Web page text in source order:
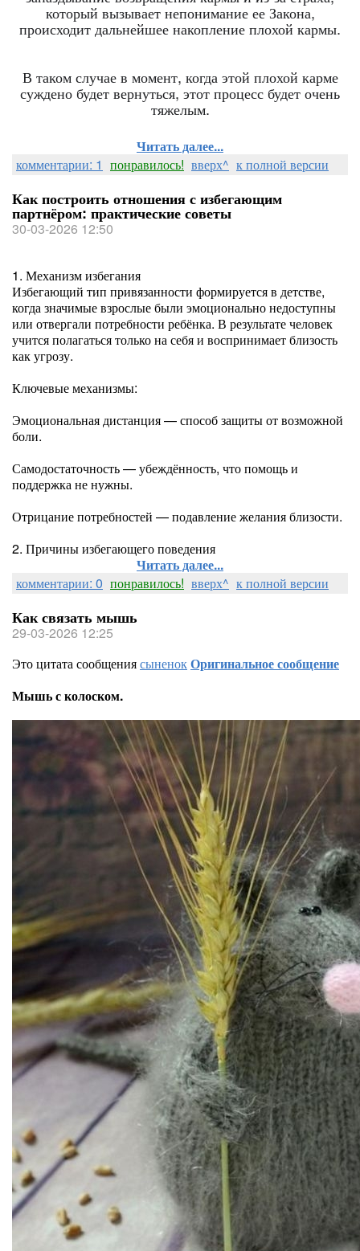
который вызывает непонимание ее Закона,
происходит дальнейшее накопление плохой кармы.
В таком случае в момент, когда этой плохой карме
суждено будет вернуться, этот процесс будет очень
тяжелым.
Читать далее...
комментарии: 1 понравилось! вверх^ к полной версии
Как построить отношения с избегающим
партнёром: практические советы
30-03-2026 12:50
1. Механизм избегания
Избегающий тип привязанности формируется в детстве,
когда значимые взрослые были эмоционально недоступны
или отвергали потребности ребёнка. В результате человек
учится полагаться только на себя и воспринимает близость
как угрозу.
Ключевые механизмы:
Эмоциональная дистанция — способ защиты от возможной
боли.
Самодостаточность — убеждённость, что помощь и
поддержка не нужны.
Отрицание потребностей — подавление желания близости.
2. Причины избегающего поведения
Читать далее...
комментарии: 0 понравилось! вверх^ к полной версии
Как связать мышь
29-03-2026 12:25
Это цитата сообщениясыненокОригинальное сообщение
Мышь с колоском.